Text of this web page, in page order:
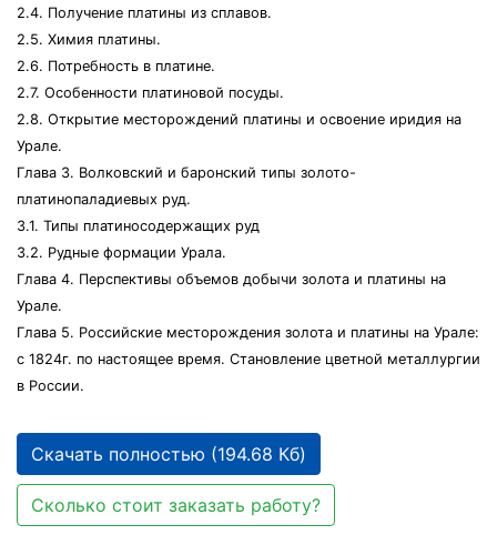
2.4. Получение платины из сплавов.
2.5. Химия платины.
2.6. Потребность в платине.
2.7. Особенности платиновой посуды.
2.8. Открытие месторождений платины и освоение иридия на
Урале.
Глава 3. Волковский и баронский типы золото-
платинопаладиевых руд.
3.1. Типы платиносодержащих руд
3.2. Рудные формации Урала.
Глава 4. Перспективы объемов добычи золота и платины на
Урале.
Глава 5. Российские месторождения золота и платины на Урале:
с 1824г. по настоящее время. Становление цветной металлургии
в России.
Скачать полностью (194.68 Кб)
Сколько стоит заказать работу?